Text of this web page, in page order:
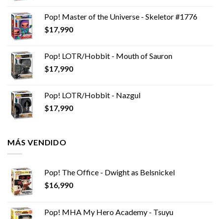
Pop! Master of the Universe - Skeletor #1776
$17,990
Pop! LOTR/Hobbit - Mouth of Sauron
$17,990
Pop! LOTR/Hobbit - Nazgul
$17,990
MÁS VENDIDO
Pop! The Office - Dwight as Belsnickel
$16,990
Pop! MHA My Hero Academy - Tsuyu